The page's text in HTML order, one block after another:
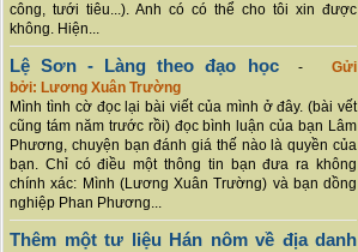
công, tưới tiêu...). Anh có có thể cho tôi xin được
không. Hiện...
Lệ Sơn - Làng theo đạo học-Gửi
bởi: Lương Xuân Trường
Mình tình cờ đọc lại bài viết của mình ở đây. (bài vết
cũng tám năm trước rồi) đọc bình luận của bạn Lâm
Phương, chuyện bạn đánh giá thế nào là quyền của
bạn. Chỉ có điều một thông tin bạn đưa ra không
chính xác: Mình (Lương Xuân Trường) và bạn dồng
nghiệp Phan Phương...
Thêm một tư liệu Hán nôm về địa danh